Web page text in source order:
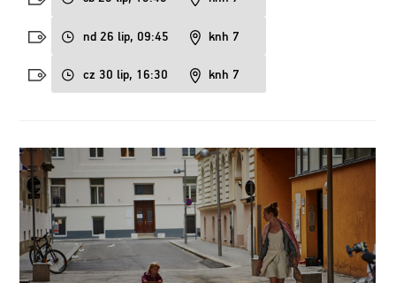
nd 26 lip, 09:45 knh 7
cz 30 lip, 16:30 knh 7